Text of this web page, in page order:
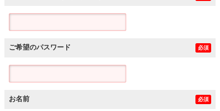
ご希望のパスワード 必須
お名前 必須